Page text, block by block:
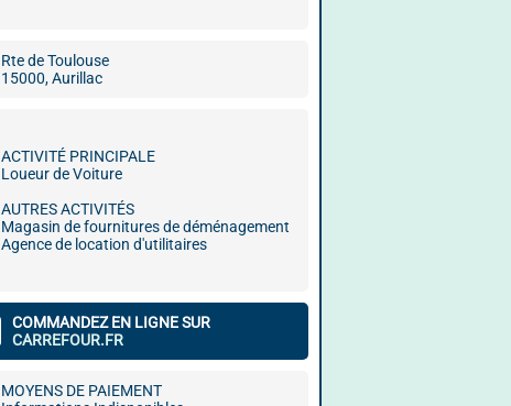
Rte de Toulouse
15000, Aurillac
ACTIVITÉ PRINCIPALE
Loueur de Voiture
AUTRES ACTIVITÉS
Magasin de fournitures de déménagement
Agence de location d'utilitaires
COMMANDEZ EN LIGNE SUR
CARREFOUR.FR
MOYENS DE PAIEMENT